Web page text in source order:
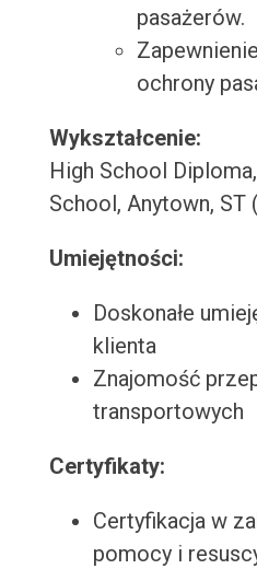
pasażerów.
ochrony
Wykształcenie:
High School
School, Anytown, ST
Umiejętności:
Doskonałe
klienta
Znajomość
transportowych
Certyfikaty:
Certyfikacja w
pomocy i